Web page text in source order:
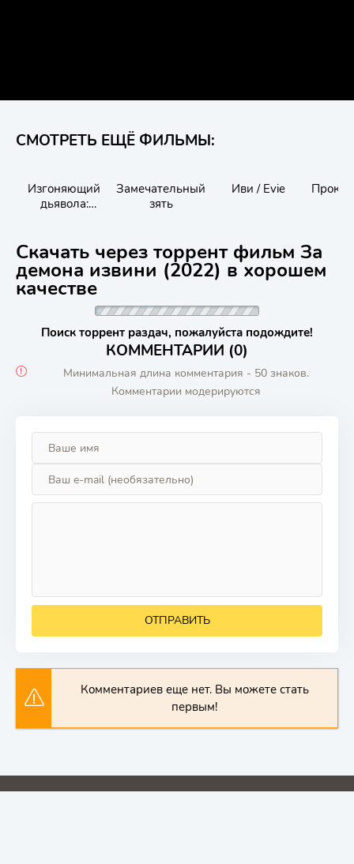
СМОТРЕТЬ ЕЩЁ ФИЛЬМЫ:
Изгоняющий
дьявола:
Замечательный
зять
Иви / Evie
Скачать через торрент фильм За
демона извини (2022) в хорошем
качестве
Поиск торрент раздач, пожалуйста подождите!
КОММЕНТАРИИ (0)
Минимальная длина комментария - 50 знаков.
Комментарии модерируются
ОТПРАВИТЬ
Комментариев еще нет. Вы можете стать
первым!